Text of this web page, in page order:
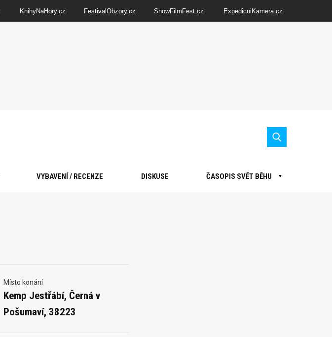
KnihyNaHory.cz FestivalObzory.cz SnowFilmFest.cz ExpedicniKamera.cz
VYBAVENÍ / RECENZE DISKUSE ČASOPIS SVĚT BĚHU
Místo konání
Kemp Jestřábí, Černá v
Pošumaví, 38223